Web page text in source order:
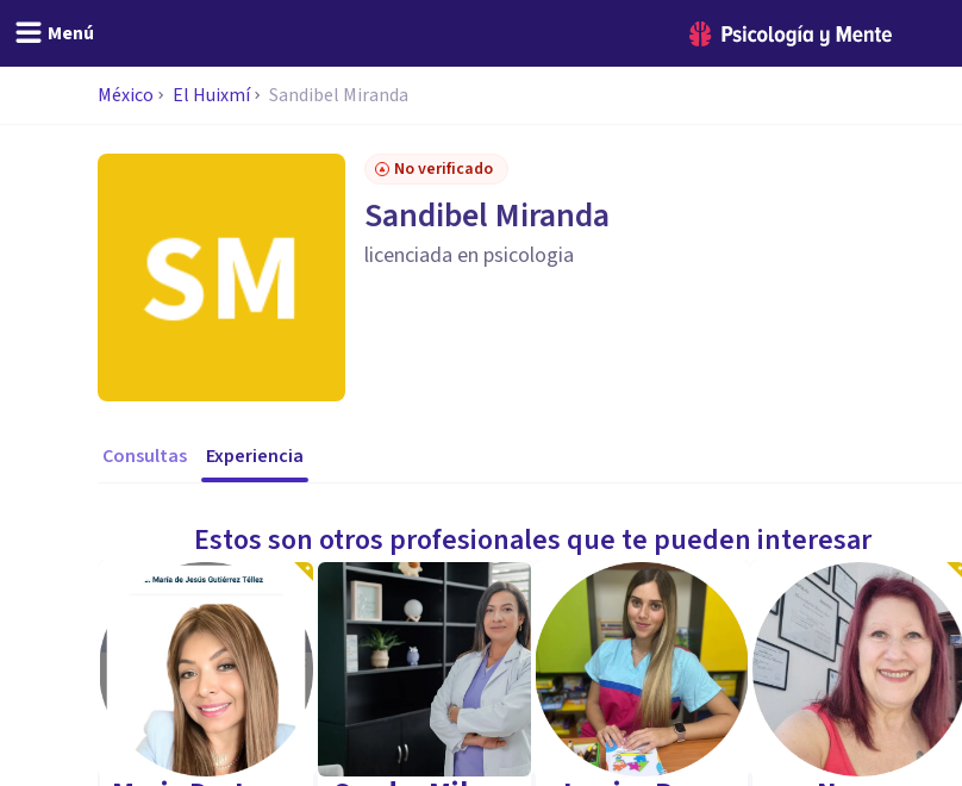
Menú
México El Huixmí Sandibel Miranda
No verificado
Sandibel Miranda
licenciada en psicologia
Consultas Experiencia
Estos son otros profesionales que te pueden interesar